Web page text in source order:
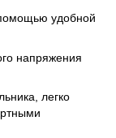
помощью удобной
напряжения
легко